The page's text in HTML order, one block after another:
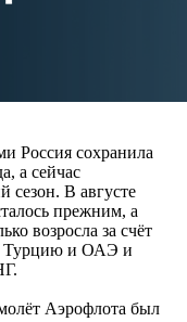
Россия сохранила
а сейчас
сезон. В августе
прежним, а
возросла за счёт
Турцию и ОАЭ и
Аэрофлота был